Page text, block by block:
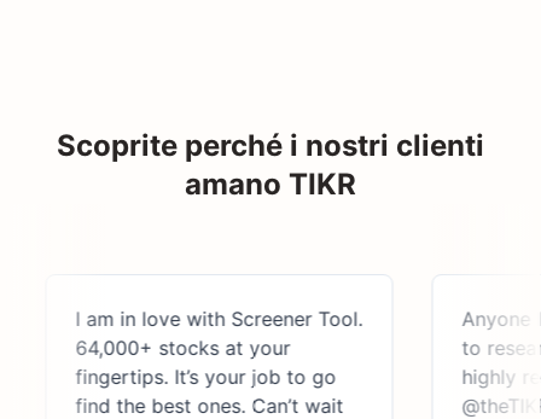
Scoprite perché i nostri clienti
amano TIKR
I am in love with Screener Tool.
64,000+ stocks at your
fingertips. It’s your job to go
find the best ones. Can’t wait
Anyone
to research
highly
@theTIKR,